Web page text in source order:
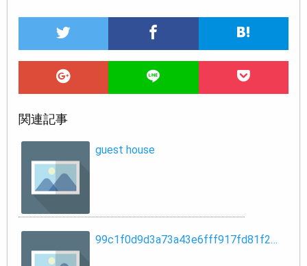
関連記事
guest house
99c1f0d9d3a73a43e6fff917fd81f2…